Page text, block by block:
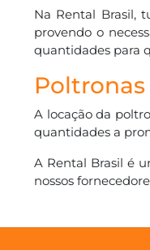
Na Rental Brasil,
provendo o
quantidades para
A locação da
quantidades a
A Rental Brasil é
nossos